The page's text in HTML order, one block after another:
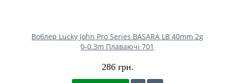
Воблер Lucky John Pro Series BASARA LB 40mm 2g
0-0.3m Плаваючі 701
286 грн.